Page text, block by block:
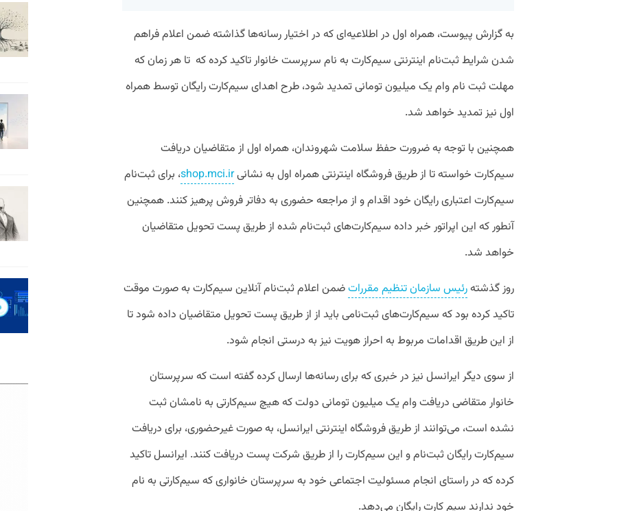
به گزارش پیوست، همراه اول در اطلاعیه‌ای که در اختیار رسانه‌ها گذاشته ضمن اعلام فراهم
شدن شرایط ثبت‌نام اینترنتی سیم‌کارت به نام سرپرست خانوار تاکید کرده که تا هر زمان که
مهلت ثبت نام وام یک میلیون تومانی تمدید شود، طرح اهدای سیم‌کارت رایگان توسط همراه
اول نیز تمدید خواهد شد.
همچنین با توجه به ضرورت حفظ سلامت شهروندان، همراه اول از متقاضیان دریافت
سیم‌کارت خواسته تا از طریق فروشگاه اینترنتی همراه اول به نشانیshop.mci.ir، برای ثبت‌نام
سیم‌کارت اعتباری رایگان خود اقدام و از مراجعه حضوری به دفاتر فروش پرهیز کنند. همچنین
آنطور که این اپراتور خبر داده سیم‌کار‌ت‌های ثبت‌نام شده از طریق پست تحویل متقاضیان
خواهد شد.
روز گذشتهرئیس سازمان تنظیم مقرراتضمن اعلام ثبت‌نام آنلاین سیم‌کارت به صورت موقت
تاکید کرده بود که سیم‌کارت‌های ثبت‌نامی باید از از طریق پست تحویل متقاضیان داده شود تا
از این طریق اقدامات مربوط به احراز هویت نیز به درستی انجام شود.
از سوی دیگر ایرانسل نیز در خبری که برای رسانه‌ها ارسال کرده گفته است که سرپرستان
خانوار متقاضی دریافت وام یک میلیون تومانی دولت که هیچ سیم‌کارتی به نامشان ثبت
نشده است، می‌توانند از طریق فروشگاه اینترنتی ایرانسل، به صورت غیرحضوری، برای دریافت
سیم‌کارت رایگان ثبت‌نام و این سیم‌کارت را از طریق شرکت پست دریافت کنند. ایرانسل تاکید
کرده که در راستای انجام مسئولیت اجتماعی خود به سرپرستان خانواری که سیم‌کارتی به نام
خود ندارند سیم کارت رایگان می‌دهد.